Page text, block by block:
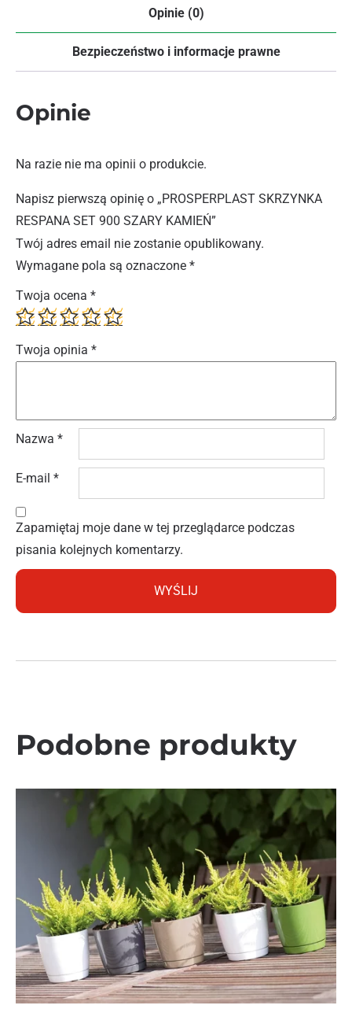
Opinie (0)
Bezpieczeństwo i informacje prawne
Opinie
Na razie nie ma opinii o produkcie.
Napisz pierwszą opinię o „PROSPERPLAST SKRZYNKA
RESPANA SET 900 SZARY KAMIEŃ”
Twój adres email nie zostanie opublikowany.
Wymagane pola są oznaczone *
Twoja ocena *
Twoja opinia *
Nazwa *
E-mail *
Zapamiętaj moje dane w tej przeglądarce podczas
pisania kolejnych komentarzy.
Podobne produkty